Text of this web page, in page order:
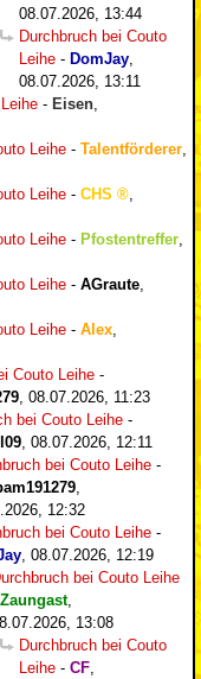
08.07.2026, 13:44
Durchbruch bei Couto
Leihe - DomJay,
08.07.2026, 13:11
- Eisen,
Leihe - Talentförderer,
Leihe - CHS
,
Leihe - Pfostentreffer,
Leihe - AGraute,
Leihe - Alex,
Couto Leihe -
, 08.07.2026, 11:23
bei Couto Leihe -
, 08.07.2026, 12:11
bei Couto Leihe -
,
12:32
bei Couto Leihe -
, 08.07.2026, 12:19
bei Couto Leihe
Zaungast,
13:08
Durchbruch bei Couto
Leihe - CF,